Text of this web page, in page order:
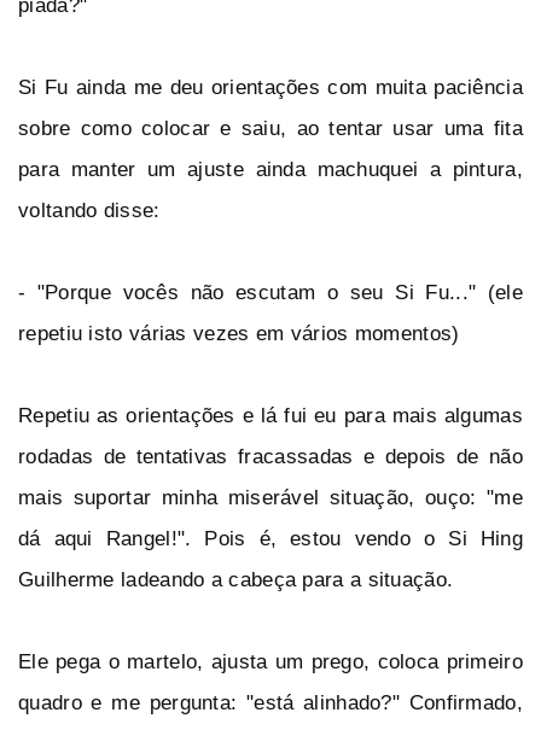
piada?"
Si Fu ainda me deu orientações com muita paciência
sobre como colocar e saiu, ao tentar usar uma fita
para manter um ajuste ainda machuquei a pintura,
voltando disse:
- "Porque vocês não escutam o seu Si Fu..." (ele
repetiu isto várias vezes em vários momentos)
Repetiu as orientações e lá fui eu para mais algumas
rodadas de tentativas fracassadas e depois de não
mais suportar minha miserável situação, ouço: "me
dá aqui Rangel!". Pois é, estou vendo o Si Hing
Guilherme ladeando a cabeça para a situação.
Ele pega o martelo, ajusta um prego, coloca primeiro
quadro e me pergunta: "está alinhado?" Confirmado,